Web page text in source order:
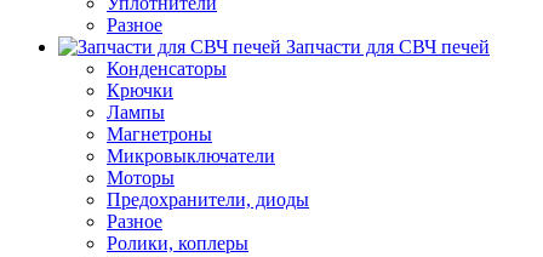
Разное
Запчасти для СВЧ печей
Конденсаторы
Крючки
Лампы
Магнетроны
Микровыключатели
Моторы
Предохранители, диоды
Разное
Ролики, коплеры